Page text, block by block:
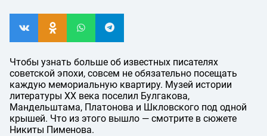
Чтобы узнать больше об известных писателях
советской эпохи, совсем не обязательно посещать
каждую мемориальную квартиру. Музей истории
литературы XX века поселил Булгакова,
Мандельштама, Платонова и Шкловского под одной
крышей. Что из этого вышло — смотрите в сюжете
Никиты Пименова.